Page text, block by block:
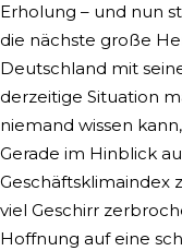
Erholung – und nun
die nächste große
Deutschland mit
derzeitige Situation
niemand wissen
Gerade im Hinblick
Geschäftsklimaindex
viel Geschirr
Hoffnung auf eine